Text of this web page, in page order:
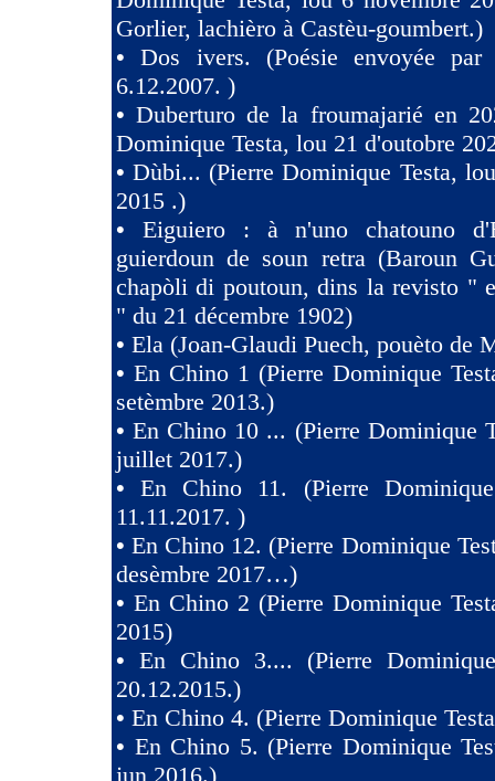
Gorlier, lachièro à Castèu-goumbert.)
•Dos ivers. (Poésie envoyée
6.12.2007. )
•Duberturo de la froumajarié en
Dominique Testa, lou 21 d'outobre
•Dùbi... (Pierre Dominique Testa,
2015 .)
• Eiguiero : à n'uno chatouno
guierdoun de soun retra (Baroun
chapòli di poutoun, dins la revisto "
" du 21 décembre 1902)
• Ela (Joan-Glaudi Puech, pouèto de
• En Chino 1 (Pierre Dominique
setèmbre 2013.)
•En Chino 10 ... (Pierre Dominique
juillet 2017.)
•En Chino 11. (Pierre
11.11.2017. )
•En Chino 12. (Pierre Dominique
desèmbre 2017…)
• En Chino 2 (Pierre Dominique
2015)
• En Chino 3.... (Pierre
20.12.2015.)
• En Chino 4. (Pierre Dominique
• En Chino 5. (Pierre Dominique
jun 2016.)